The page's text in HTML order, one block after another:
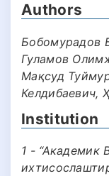
Authors
Бобомурадов
Гуламов
Мақсуд
Келдибаевич,
Institution
1 - “Академик